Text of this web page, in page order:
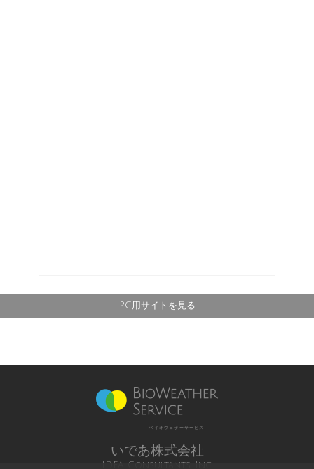
PC用サイトを見る
バイオウェザーサービス
いであ株式会社
IDEA Consultants, Inc.